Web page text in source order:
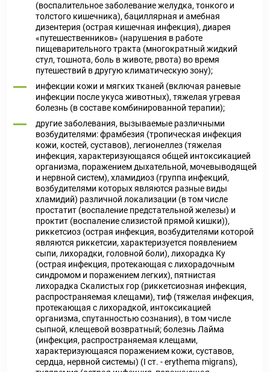
(воспалительное заболевание желудка, тонкого и
толстого кишечника), бациллярная и амебная
дизентерия (острая кишечная инфекция), диарея
«путешественников» (нарушения в работе
пищеварительного тракта (многократный жидкий
стул, тошнота, боль в животе, рвота) во время
путешествий в другую климатическую зону);
инфекции кожи и мягких тканей (включая раневые
инфекции после укуса животных), тяжелая угревая
болезнь (в составе комбинированной терапии);
другие заболевания, вызываемые различными
возбудителями: фрамбезия (тропическая инфекция
кожи, костей, суставов), легионеллез (тяжелая
инфекция, характеризующаяся общей интоксикацией
организма, поражением дыхательной, мочевыводящей
и нервной систем), хламидиоз (группа инфекций,
возбудителями которых являются разные виды
хламидий) различной локализации (в том числе
простатит (воспаление предстательной железы) и
проктит (воспаление слизистой прямой кишки)),
риккетсиоз (острая инфекция, возбудителями которой
являются риккетсии, характеризуется появлением
сыпи, лихорадки, головной боли), лихорадка Ку
(острая инфекция, протекающая с лихорадочным
синдромом и поражением легких), пятнистая
лихорадка Скалистых гор (риккетсиозная инфекция,
распространяемая клещами), тиф (тяжелая инфекция,
протекающая с лихорадкой, интоксикацией
организма, спутанностью сознания), в том числе
сыпной, клещевой возвратный; болезнь Лайма
(инфекция, распространяемая клещами,
характеризующаяся поражением кожи, суставов,
сердца, нервной системы) (I ст. - erythema migrans),